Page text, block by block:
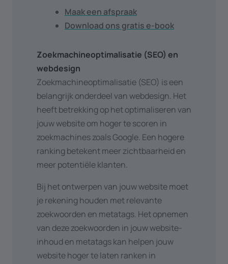
Maak een afspraak
Download ons gratis e-book
Zoekmachineoptimalisatie (SEO) en
webdesign
Zoekmachineoptimalisatie (SEO) is een
belangrijk onderdeel van webdesign. Het
heeft betrekking op het optimaliseren van
jouw website om hoger te scoren in
zoekmachines zoals Google. Een hogere
ranking betekent meer zichtbaarheid en
meer potentiële klanten.
Bij het ontwerpen van jouw website moet
je rekening houden met relevante
zoekwoorden en metatags. Het opnemen
van deze zoekwoorden in jouw website-
inhoud en metatags kan helpen jouw
website hoger te laten ranken in